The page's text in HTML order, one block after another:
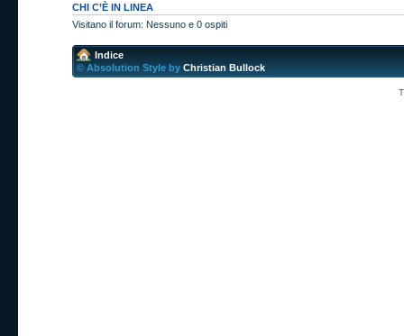
CHI C’È IN LINEA
Visitano il forum: Nessuno e 0 ospiti
Indice
© Absolution Style by Christian Bullock